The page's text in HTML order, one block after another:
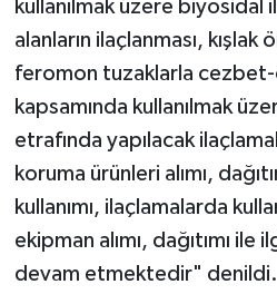
kullanılmak üzere biyosidal
alanların ilaçlanması, kışlak
feromon tuzaklarla
kapsamında kullanılmak
etrafında yapılacak
koruma ürünleri alımı,
kullanımı, ilaçlamalarda
ekipman alımı, dağıtımı ile
devam etmektedir" denildi.